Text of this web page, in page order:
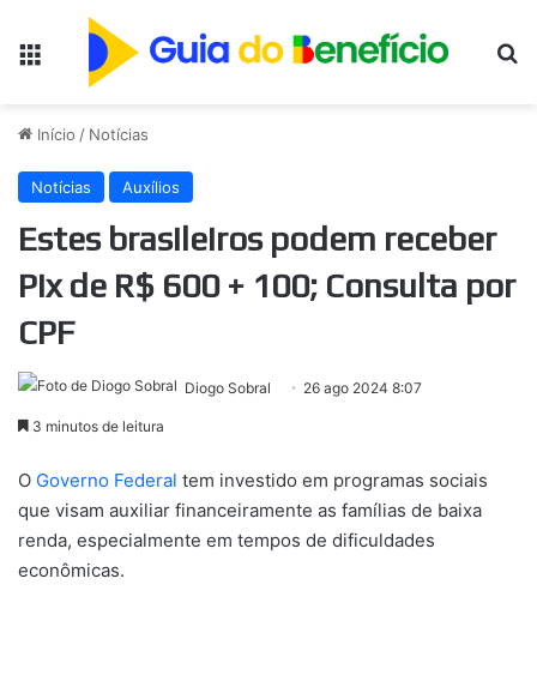
Início / Notícias
Notícias Auxílios
Estes brasileiros podem receber
Pix de R$ 600 + 100; Consulta por
CPF
Diogo Sobral 26 ago 2024 8:07
3 minutos de leitura
O Governo Federal tem investido em programas sociais
que visam auxiliar financeiramente as famílias de baixa
renda, especialmente em tempos de dificuldades
econômicas.